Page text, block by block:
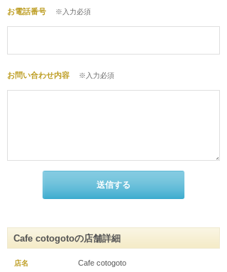
お電話番号 ※入力必須
お問い合わせ内容 ※入力必須
Cafe cotogotoの店舗詳細
店名 Cafe cotogoto